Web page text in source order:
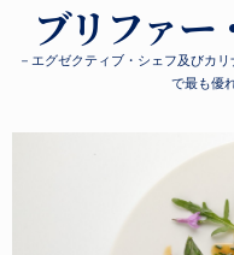
ブリファー
－エグゼクティブ・シェフ及びカ
で最も優